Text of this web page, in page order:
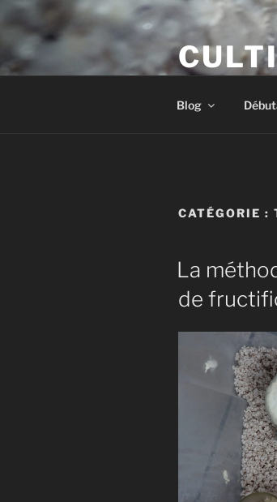
Aller
au
contenu
principal
Blog
CATÉGORIE :
La
de